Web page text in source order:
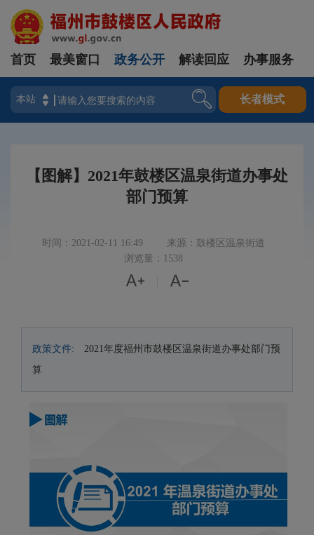
登录
首页 最美窗口 政务公开 解读回应 办事服务
长者模式
【图解】2021年鼓楼区温泉街道办事处
部门预算
时间：2021-02-11 16:49
来源：鼓楼区温泉街道
浏览量：1538
 
政策文件:
2021年度福州市鼓楼区温泉街道办事处部门预
算